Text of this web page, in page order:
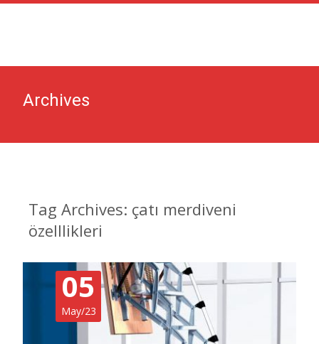
Archives
Tag Archives: çatı merdiveni
özelllikleri
05
May/23